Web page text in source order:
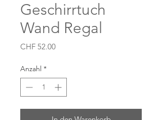
Geschirrtuch
Wand Regal
CHF 52.00Preis
Anzahl *